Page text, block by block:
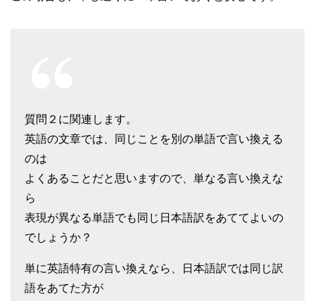
質問２に関連します。
英語の文章では、同じことを別の単語で言い換える
のは
よくあることだと思いますので、単なる言い換えな
ら
表現が異なる単語でも同じ日本語訳をあててよいの
でしょうか？
単に英語特有の言い換えなら、日本語訳では同じ訳
語をあてた方が